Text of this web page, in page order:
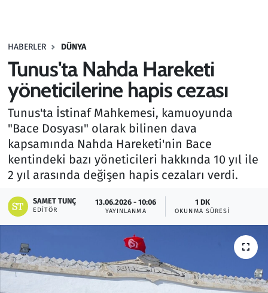
HABERLER DÜNYA
Tunus'ta Nahda Hareketi
yöneticilerine hapis cezası
Tunus'ta İstinaf Mahkemesi, kamuoyunda
"Bace Dosyası" olarak bilinen dava
kapsamında Nahda Hareketi'nin Bace
kentindeki bazı yöneticileri hakkında 10 yıl ile
2 yıl arasında değişen hapis cezaları verdi.
SAMET TUNÇ
EDITÖR
13.06.2026 - 10:06
YAYINLANMA
1 DK
OKUNMA SÜRESI
Haber
Kültür Sanat
Kurumsal Haberler
Lezzet Durağı
Memur ve Kamu
Otomobil
Ramazan